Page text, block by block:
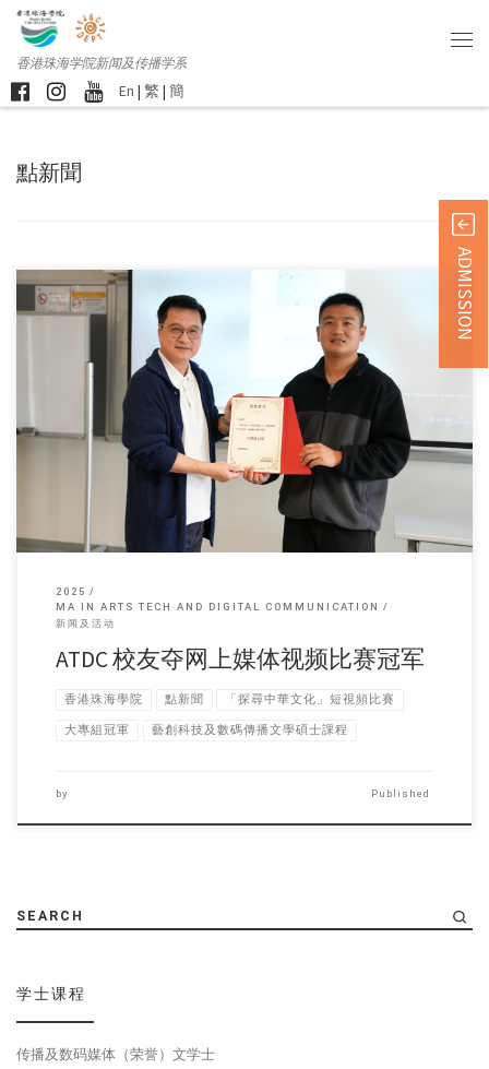
香港珠海学院新闻及传播学系
En | 繁 | 簡
點新聞
香港珠海学院艺创科技 […]
2025
MA IN ARTS TECH AND DIGITAL COMMUNICATION
新闻及活动
ATDC 校友夺网上媒体视频比赛冠军
香港珠海學院 點新聞 「探尋中華文化」短視頻比賽
大專組冠軍 藝創科技及數碼傳播文學碩士課程
by Published
SEARCH
学士课程
传播及数码媒体（荣誉）文学士
ADMISSION